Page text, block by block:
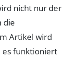
nicht nur der
die
Artikel wird
es funktioniert